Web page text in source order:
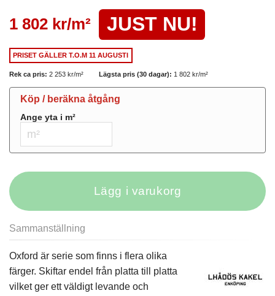
1 802 kr/m² JUST NU!
PRISET GÄLLERT.O.M 11 AUGUSTI
Rek ca pris: 2 253 kr/m² Lägsta pris (30 dagar): 1 802 kr/m²
Köp / beräkna åtgång
Ange yta i m²
Lägg i varukorg
Sammanställning
Oxford är serie som finns i flera olika
färger. Skiftar endel från platta till platta
vilket ger ett väldigt levande och